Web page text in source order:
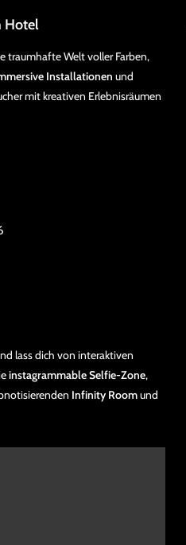
Hotel
traumhafte Welt voller Farben,
Installationen und
mit kreativen Erlebnisräumen
lass dich von interaktiven
instagrammable Selfie-Zone,
Infinity Roomund